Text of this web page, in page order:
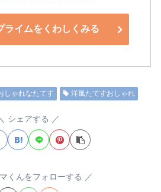
ライムをくわしくみる
しゃれなたてす 洋風たてすおしゃれ
シェアする
くんをフォローする